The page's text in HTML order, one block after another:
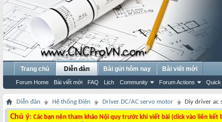
Trang chủ Diễn đàn
Forum Home Bài viết mới FAQ Lịch Community Forum Actions Quick
Bài gửi hôm nay Bài viết mới
Diễn đàn Hệ thống Điện Driver DC/AC servo motor Diy driver ac
Chú ý: Các bạn nên tham khảo Nội quy trước khi viết bài (click vào liên kết